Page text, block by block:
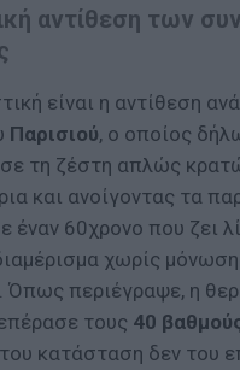
αντίθεση των
είναι η αντίθεση
Παρισιού, ο οποίος
τη ζέστη απλώς
και ανοίγοντας τα
έναν 60χρονο που ζει
χωρίς
Όπως περιέγραψε, η
τους 40
του κατάσταση δεν του